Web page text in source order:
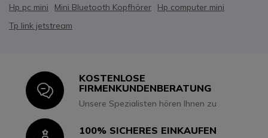
Hp pc mini
Mini Bluetooth Kopfhörer
Hp computer mini
Tp link jetstream
Icon
KOSTENLOSE
FIRMENKUNDENBERATUNG
Unsere Spezialisten hören Ihnen zu
100% SICHERES EINKAUFEN